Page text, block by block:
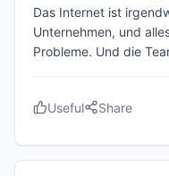
Das Internet ist
Unternehmen, und
Probleme. Und die
Useful Share